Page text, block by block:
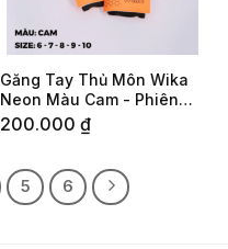
Găng Tay Thủ Môn Wika
Neon Màu Cam - Phiên
Bản Nổi Bật Cho Người
Trấn Giữ Khung Thành
200.000 ₫
5 6